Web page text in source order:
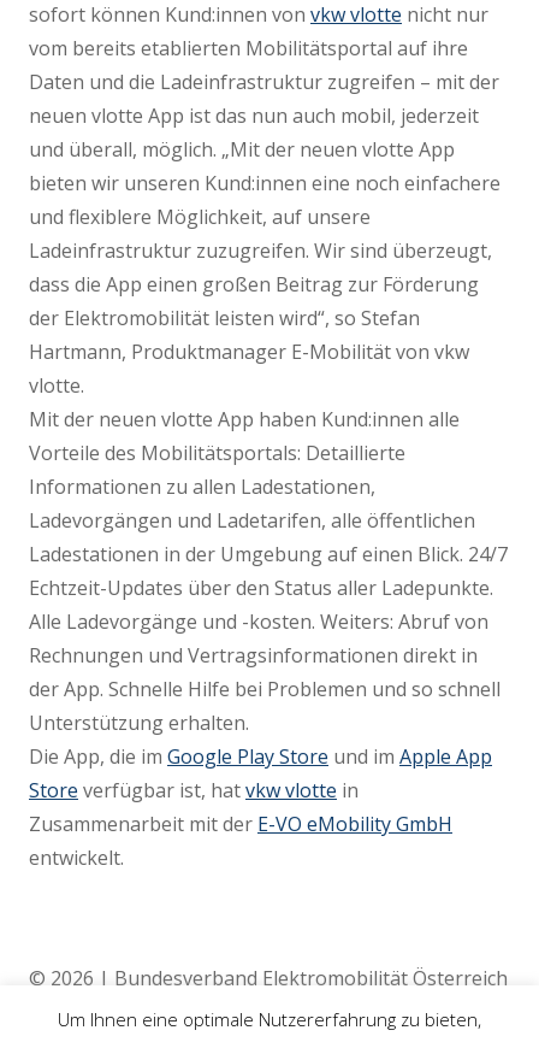
sofort können Kund:innen von vkw vlotte nicht nur
vom bereits etablierten Mobilitätsportal auf ihre
Daten und die Ladeinfrastruktur zugreifen – mit der
neuen vlotte App ist das nun auch mobil, jederzeit
und überall, möglich. „Mit der neuen vlotte App
bieten wir unseren Kund:innen eine noch einfachere
und flexiblere Möglichkeit, auf unsere
Ladeinfrastruktur zuzugreifen. Wir sind überzeugt,
dass die App einen großen Beitrag zur Förderung
der Elektromobilität leisten wird“, so Stefan
Hartmann, Produktmanager E-Mobilität von vkw
vlotte.
Mit der neuen vlotte App haben Kund:innen alle
Vorteile des Mobilitätsportals: Detaillierte
Informationen zu allen Ladestationen,
Ladevorgängen und Ladetarifen, alle öffentlichen
Ladestationen in der Umgebung auf einen Blick. 24/7
Echtzeit-Updates über den Status aller Ladepunkte.
Alle Ladevorgänge und -kosten. Weiters: Abruf von
Rechnungen und Vertragsinformationen direkt in
der App. Schnelle Hilfe bei Problemen und so schnell
Unterstützung erhalten.
Die App, die im Google Play Store und im Apple App
Store verfügbar ist, hatvkw vlotte in
Zusammenarbeit mit der E-VO eMobility GmbH
entwickelt.
© 2026 | Bundesverband Elektromobilität Österreich
(BEÖ) | 4020 Linz
Um Ihnen eine optimale Nutzererfahrung zu bieten,